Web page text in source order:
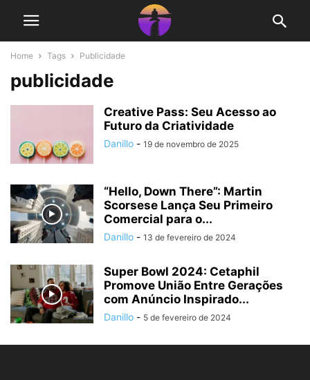
Home Tags Publicidade
publicidade
Creative Pass: Seu Acesso ao
Futuro da Criatividade
Danillo - 19 de novembro de 2025
“Hello, Down There”: Martin
Scorsese Lança Seu Primeiro
Comercial para o...
Danillo - 13 de fevereiro de 2024
Super Bowl 2024: Cetaphil
Promove União Entre Gerações
com Anúncio Inspirado...
Danillo - 5 de fevereiro de 2024